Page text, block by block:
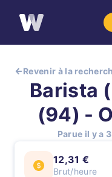
Revenir à la
Barista
(94) -
Parue il y a
12,31 €
Brut/heure